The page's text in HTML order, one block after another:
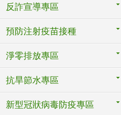
反詐宣導專區
預防注射疫苗接種
淨零排放專區
抗旱節水專區
新型冠狀病毒防疫專區